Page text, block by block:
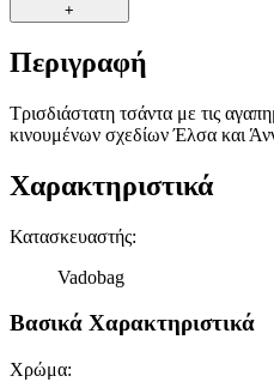
+
Περιγραφή
Τρισδιάστατη τσάντα με τις
κινουμένων σχεδίων Έλσα και
Χαρακτηριστικά
Κατασκευαστής:
Vadobag
Βασικά Χαρακτηριστικά
Χρώμα: